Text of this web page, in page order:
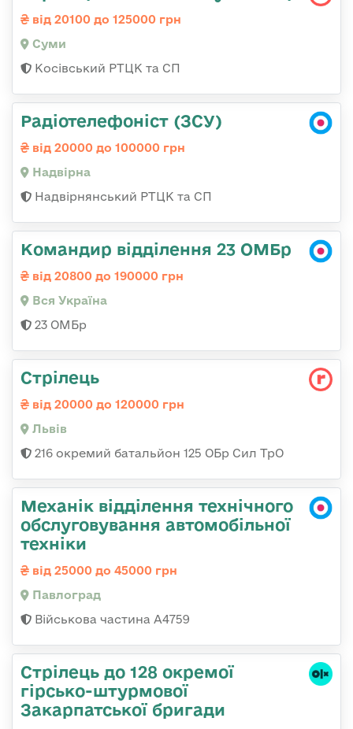
від 20100 до 125000 грн
Суми
Косівський РТЦК та СП
Радіотелефоніст (ЗСУ)
від 20000 до 100000 грн
Надвірна
Надвірнянський РТЦК та СП
Командир відділення 23 ОМБр
від 20800 до 190000 грн
Вся Україна
23 ОМБр
Стрілець
від 20000 до 120000 грн
Львів
216 окремий батальйон 125 ОБр Сил ТрО
Механік відділення технічного
обслуговування автомобільної
техніки
від 25000 до 45000 грн
Павлоград
Військова частина А4759
Стрілець до 128 окремої
гірсько-штурмової
Закарпатської бригади